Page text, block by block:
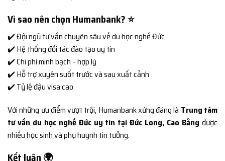
Vì sao nên chọn Humanbank? ⭐
✔️ Đội ngũ tư vấn chuyên sâu về du học nghề Đức
✔️ Hệ thống đối tác đào tạo uy tín
✔️ Chi phí minh bạch – hợp lý
✔️ Hỗ trợ xuyên suốt trước và sau xuất cảnh
✔️ Tỷ lệ đậu visa cao
Với những ưu điểm vượt trội, Humanbank xứng đáng là Trung tâm
tư vấn du học nghề Đức uy tín tại Đức Long, Cao Bằng được
nhiều học sinh và phụ huynh tin tưởng.
Kết luận 🌍